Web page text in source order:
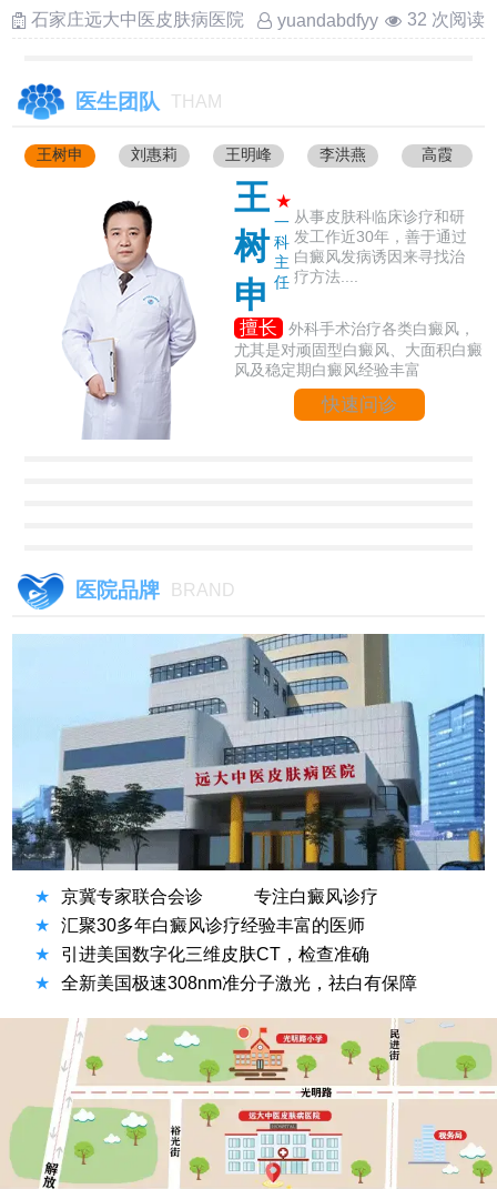
石家庄远大中医皮肤病医院
yuandabdfyy 32 次阅读
医生团队 THAM
王树申 刘惠莉 王明峰 李洪燕 高霞
王
树
申
★
一
科
主
任
从事皮肤科临床诊疗和研
发工作近30年，善于通过
白癜风发病诱因来寻找治
疗方法....
擅长
外科手术治疗各类白癜风，
尤其是对顽固型白癜风、大面积白癜
风及稳定期白癜风经验丰富
快速问诊
医院品牌 BRAND
★ 京冀专家联合会诊
专注白癜风诊疗
★
汇聚30多年白癜风诊疗经验丰富的医师
★
引进美国数字化三维皮肤CT，检查准确
★
全新美国极速308nm准分子激光，祛白有保障